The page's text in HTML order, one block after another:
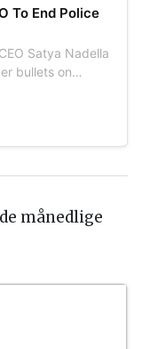
To End Police
Satya Nadella
bullets on
månedlige